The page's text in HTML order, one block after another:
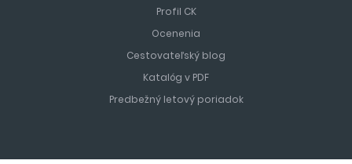
Profil CK
Ocenenia
Cestovateľský blog
Katalóg v PDF
Predbežný letový poriadok